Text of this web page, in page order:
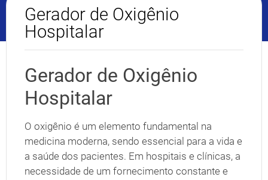
Gerador de Oxigênio
Hospitalar
Gerador de Oxigênio
Hospitalar
O oxigênio é um elemento fundamental na
medicina moderna, sendo essencial para a vida e
a saúde dos pacientes. Em hospitais e clínicas, a
necessidade de um fornecimento constante e